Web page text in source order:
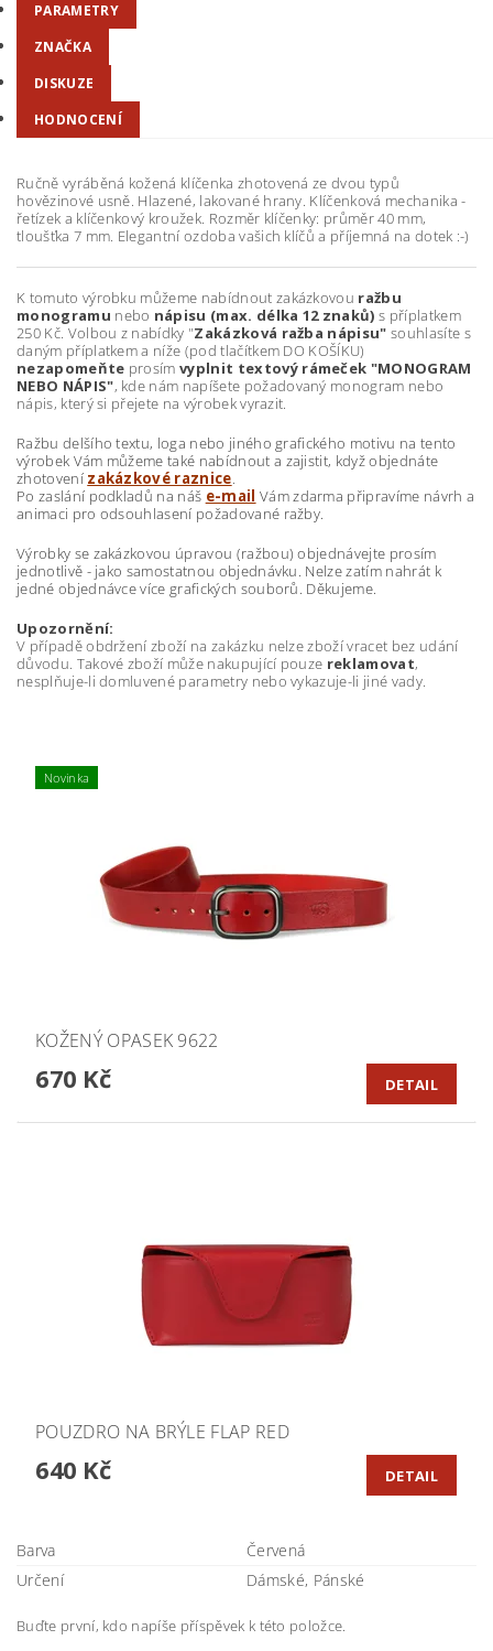
PARAMETRY
ZNAČKA
DISKUZE
HODNOCENÍ
Ručně vyráběná kožená klíčenka zhotovená ze dvou typů
hovězinové usně. Hlazené, lakované hrany. Klíčenková mechanika -
řetízek a klíčenkový kroužek. Rozměr klíčenky: průměr 40 mm,
tloušťka 7 mm. Elegantní ozdoba vašich klíčů a příjemná na dotek :-)
K tomuto výrobku můžeme nabídnout zakázkovou ražbu
monogramu nebo nápisu (max. délka 12 znaků)s příplatkem
250 Kč. Volbou z nabídky "Zakázková ražba nápisu"souhlasíte s
daným příplatkem a níže (pod tlačítkem DO KOŠÍKU)
nezapomeňte prosím vyplnit textový rámeček "MONOGRAM
NEBO NÁPIS", kde nám napíšete požadovaný monogram nebo
nápis, který si přejete na výrobek vyrazit.
Ražbu delšího textu, loga nebo jiného grafického motivu na tento
výrobek Vám můžeme také nabídnout a zajistit, když objednáte
zhotovení zakázkové raznice.
Po zaslání podkladů na náš e-mail Vám zdarma připravíme návrh a
animaci pro odsouhlasení požadované ražby.
Výrobky se zakázkovou úpravou (ražbou) objednávejte prosím
jednotlivě - jako samostatnou objednávku. Nelze zatím nahrát k
jedné objednávce více grafických souborů. Děkujeme.
Upozornění:
V případě obdržení zboží na zakázku nelze zboží vracet bez udání
důvodu. Takové zboží může nakupující pouze reklamovat,
nesplňuje-li domluvené parametry nebo vykazuje-li jiné vady.
Novinka
KOŽENÝ OPASEK 9622
670 Kč DETAIL
POUZDRO NA BRÝLE FLAP RED
640 Kč DETAIL
Barva
Červená
Určení
Dámské, Pánské
Buďte první, kdo napíše příspěvek k této položce.